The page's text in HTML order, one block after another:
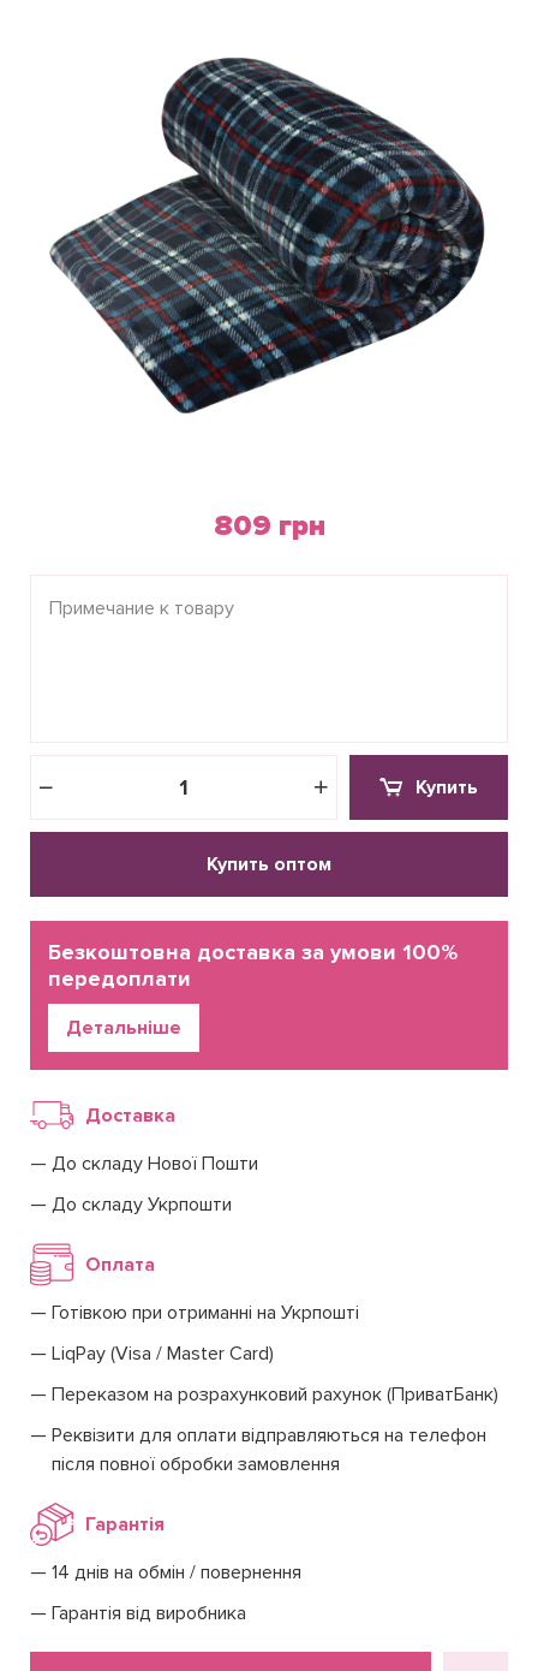
Оптовикам
Контакты
Пн-Пт: с 8.00 до 17.00
(097) 779 44 39
Виктория
(097) 779 44 39
sofiyatextil@gmail.com
г. Горишние Плавни, ул. Строна 3, 2 этаж, София Текстиль
809 грн
Купить
Купить оптом
Детальніше
Безкоштовна доставка за умови 100%
передоплати
Доставка
До складу Нової Пошти
До складу Укрпошти
Оплата
Готівкою при отриманні на Укрпошті
LiqPay (Visa / Master Card)
Переказом на розрахунковий рахунок (ПриватБанк)
Реквізити для оплати відправляються на телефон
після повної обробки замовлення
Гарантія
14 днів на обмін / повернення
Гарантія від виробника